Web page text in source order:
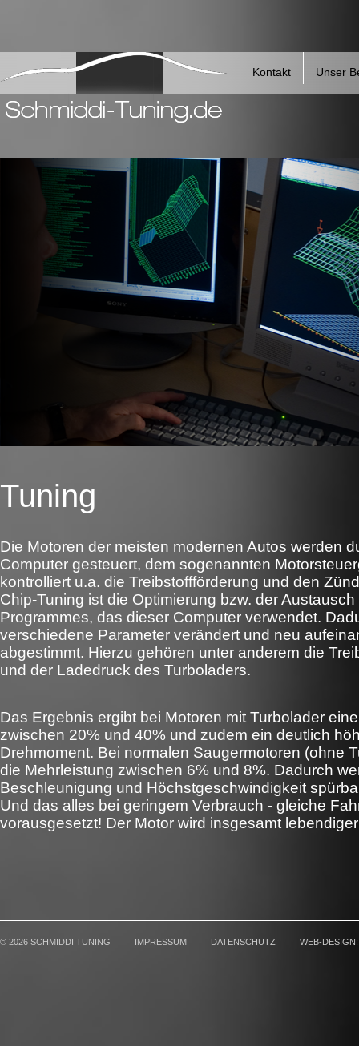
Kontakt Unser
Tuning
Die Motoren der meisten modernen Autos werden
Computer gesteuert, dem sogenannten
kontrolliert u.a. die Treibstoffförderung und den
Chip-Tuning ist die Optimierung bzw. der Austausch
Programmes, das dieser Computer verwendet.
verschiedene Parameter verändert und neu
abgestimmt. Hierzu gehören unter anderem die
und der Ladedruck des Turboladers.
Das Ergebnis ergibt bei Motoren mit Turbolader
zwischen 20% und 40% und zudem ein deutlich
Drehmoment. Bei normalen Saugermotoren (ohne
die Mehrleistung zwischen 6% und 8%. Dadurch
Beschleunigung und Höchstgeschwindigkeit
Und das alles bei geringem Verbrauch - gleiche
vorausgesetzt! Der Motor wird insgesamt
© 2026 SCHMIDDI TUNING IMPRESSUM DATENSCHUTZ WEB-